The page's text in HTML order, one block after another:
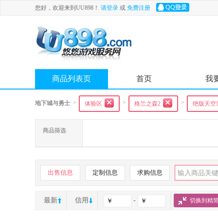
您好，欢迎来到UU898！ 请登录 或 免费注册
商品列表页 首页 我
地下城与勇士 > 体验区 > 格兰之森2 > 绝版天空
商品筛选
出售信息 定制信息 求购信息
最新 信用 - 切换到精